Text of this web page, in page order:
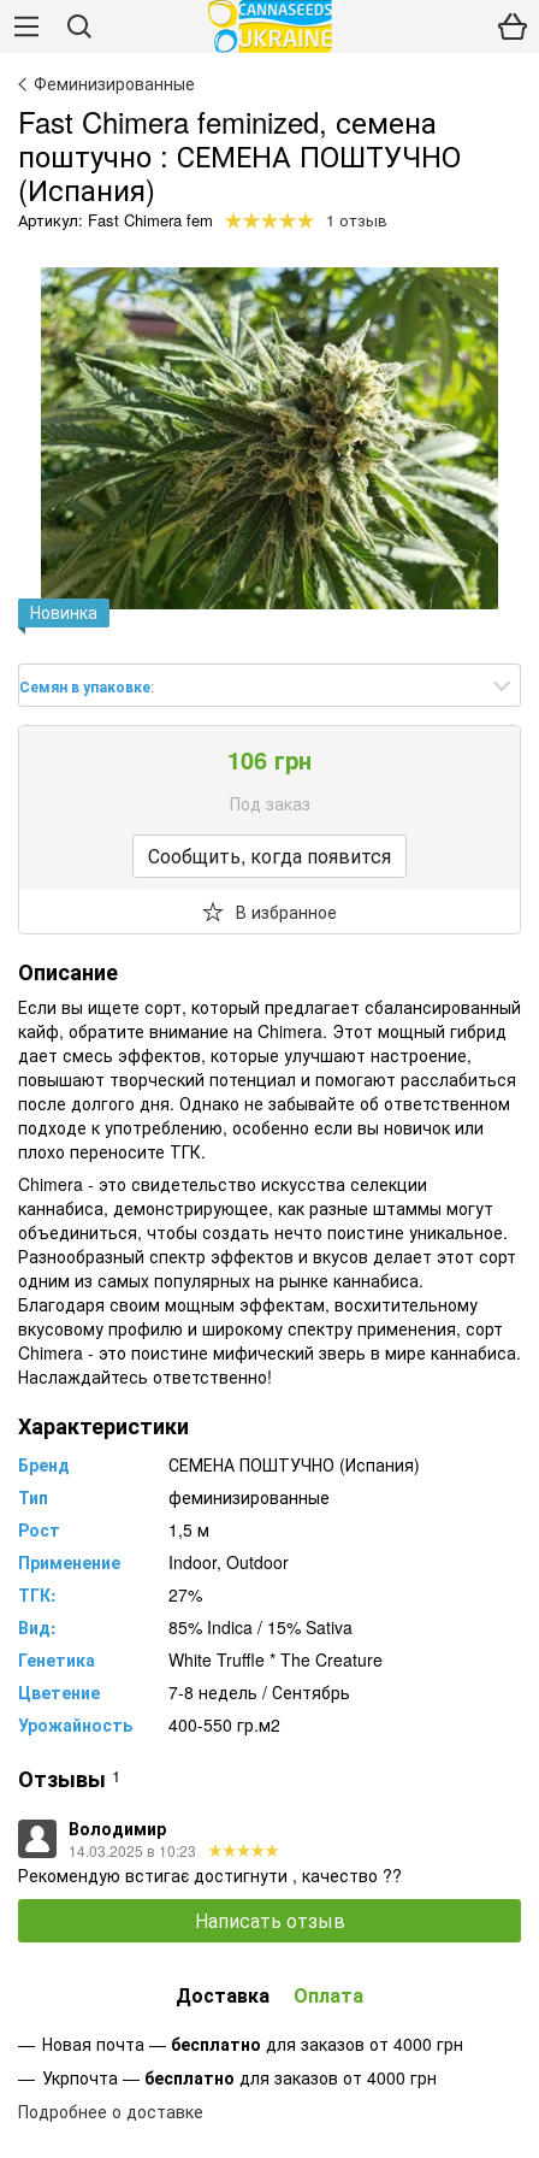
Феминизированные
Fast Chimera feminized, семена
поштучно : СЕМЕНА ПОШТУЧНО
(Испания)
Артикул: Fast Chimera fem 1 отзыв
Новинка
Семян в упаковке:
106 грн
Под заказ
Сообщить, когда появится
В избранное
Описание
Если вы ищете сорт, который предлагает сбалансированный
кайф, обратите внимание на Chimera. Этот мощный гибрид
дает смесь эффектов, которые улучшают настроение,
повышают творческий потенциал и помогают расслабиться
после долгого дня. Однако не забывайте об ответственном
подходе к употреблению, особенно если вы новичок или
плохо переносите ТГК.
Chimera - это свидетельство искусства селекции
каннабиса, демонстрирующее, как разные штаммы могут
объединиться, чтобы создать нечто поистине уникальное.
Разнообразный спектр эффектов и вкусов делает этот сорт
одним из самых популярных на рынке каннабиса.
Благодаря своим мощным эффектам, восхитительному
вкусовому профилю и широкому спектру применения, сорт
Chimera - это поистине мифический зверь в мире каннабиса.
Наслаждайтесь ответственно!
Характеристики
Бренд
СЕМЕНА ПОШТУЧНО (Испания)
Тип
феминизированные
Рост
1,5 м
Применение
Indoor, Outdoor
ТГК:
27%
Вид:
85% Indica / 15% Sativa
Генетика
White Truffle * The Creature
Цветение
7-8 недель / Сентябрь
Урожайность
400-550 гр.м2
Отзывы 1
Володимир
14.03.2025 в 10:23
Рекомендую встигає достигнути , качество ??
Написать отзыв
Доставка Оплата
Новая почта — бесплатно для заказов от 4000 грн
Укрпочта — бесплатно для заказов от 4000 грн
Подробнее о доставке